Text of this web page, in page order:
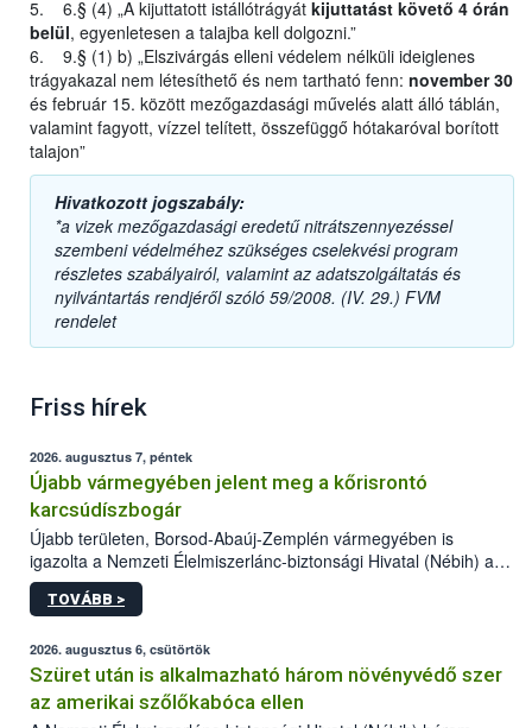
5. 6.§ (4) „A kijuttatott istállótrágyát kijuttatást követő 4 órán
belül, egyenletesen a talajba kell dolgozni.”
6. 9.§ (1) b) „Elszivárgás elleni védelem nélküli ideiglenes
trágyakazal nem létesíthető és nem tartható fenn: november 30
és február 15. között mezőgazdasági művelés alatt álló táblán,
valamint fagyott, vízzel telített, összefüggő hótakaróval borított
talajon”
Hivatkozott jogszabály:
*a vizek mezőgazdasági eredetű nitrátszennyezéssel
szembeni védelméhez szükséges cselekvési program
részletes szabályairól, valamint az adatszolgáltatás és
nyilvántartás rendjéről szóló 59/2008. (IV. 29.) FVM
rendelet
Friss hírek
2026. augusztus 7, péntek
Újabb vármegyében jelent meg a kőrisrontó
karcsúdíszbogár
Újabb területen, Borsod-Abaúj-Zemplén vármegyében is
igazolta a Nemzeti Élelmiszerlánc-biztonsági Hivatal (Nébih) a
kőrisrontó karcsúdíszbogár (Agrilus planipennis) jelenlétét. A
kártevőt nem csak színcsapdában találták meg, de már fertőzött
az intenzív felderítést, emellett az intézkedéseket a szlovák
hatósággal is összehangolják a terjedés megállítása érdekében.
TOVÁBB >
2026. augusztus 6, csütörtök
Szüret után is alkalmazható három növényvédő szer
az amerikai szőlőkabóca ellen